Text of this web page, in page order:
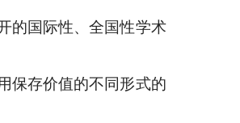
的国际性、全国性学术
保存价值的不同形式的